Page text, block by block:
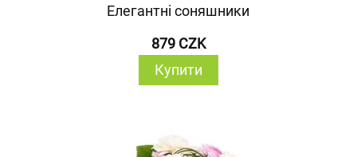
Елегантні соняшники
879 CZK
Купити